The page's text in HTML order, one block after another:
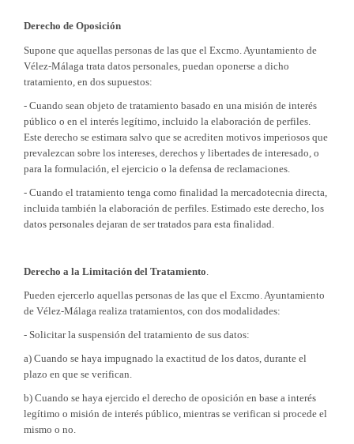
Derecho de Oposición
Supone que aquellas personas de las que el Excmo. Ayuntamiento de
Vélez-Málaga trata datos personales, puedan oponerse a dicho
tratamiento, en dos supuestos:
- Cuando sean objeto de tratamiento basado en una misión de interés
público o en el interés legítimo, incluido la elaboración de perfiles.
Este derecho se estimara salvo que se acrediten motivos imperiosos que
prevalezcan sobre los intereses, derechos y libertades de interesado, o
para la formulación, el ejercicio o la defensa de reclamaciones.
- Cuando el tratamiento tenga como finalidad la mercadotecnia directa,
incluida también la elaboración de perfiles. Estimado este derecho, los
datos personales dejaran de ser tratados para esta finalidad.
Derecho a la Limitación del Tratamiento
Pueden ejercerlo aquellas personas de las que el Excmo. Ayuntamiento
de Vélez-Málaga realiza tratamientos, con dos modalidades:
- Solicitar la suspensión del tratamiento de sus datos:
a) Cuando se haya impugnado la exactitud de los datos, durante el
plazo en que se verifican.
b) Cuando se haya ejercido el derecho de oposición en base a interés
legítimo o misión de interés público, mientras se verifican si procede el
mismo o no.